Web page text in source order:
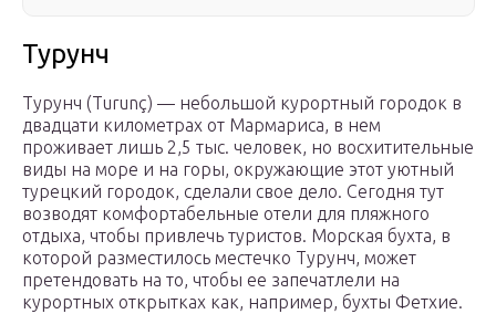
Турунч
Турунч (Turunç) — небольшой курортный городок в
двадцати километрах от Мармариса, в нем
проживает лишь 2,5 тыс. человек, но восхитительные
виды на море и на горы, окружающие этот уютный
турецкий городок, сделали свое дело. Сегодня тут
возводят комфортабельные отели для пляжного
отдыха, чтобы привлечь туристов. Морская бухта, в
которой разместилось местечко Турунч, может
претендовать на то, чтобы ее запечатлели на
курортных открытках как, например, бухты Фетхие.